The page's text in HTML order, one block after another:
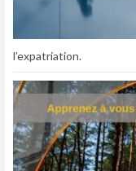
l’expatriation.